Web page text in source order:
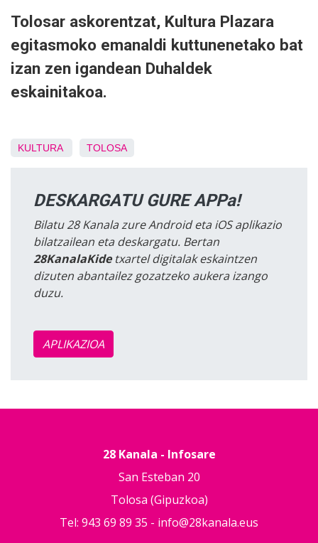
Tolosar askorentzat, Kultura Plazara
egitasmoko emanaldi kuttunenetako bat
izan zen igandean Duhaldek
eskainitakoa.
KULTURA TOLOSA
DESKARGATU GURE APPa!
Bilatu 28 Kanala zure Android eta iOS aplikazio
bilatzailean eta deskargatu. Bertan
28KanalaKidetxartel digitalak eskaintzen
dizuten abantailez gozatzeko aukera izango
duzu.
APLIKAZIOA
28 Kanala - Infosare
San Esteban 20
Tolosa (Gipuzkoa)
Tel: 943 69 89 35 - info@28kanala.eus